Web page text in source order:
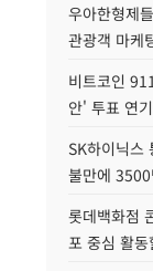
우아한형제
관광객 마케
비트코인
안' 투표 연
SK하이닉스
불만에 3500
롯데백화점
포 중심 활